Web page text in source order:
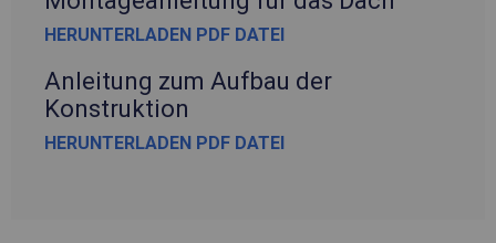
HERUNTERLADEN PDF DATEI
Anleitung zum Aufbau der
Konstruktion
HERUNTERLADEN PDF DATEI